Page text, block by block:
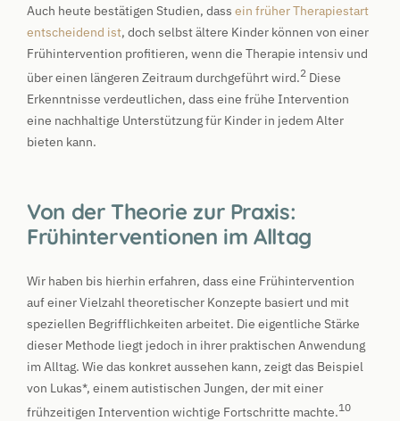
Auch heute bestätigen Studien, dass ein früher Therapiestart
entscheidend ist, doch selbst ältere Kinder können von einer
Frühintervention profitieren, wenn die Therapie intensiv und
über einen längeren Zeitraum durchgeführt wird.2Diese
Erkenntnisse verdeutlichen, dass eine frühe Intervention
eine nachhaltige Unterstützung für Kinder in jedem Alter
bieten kann.
Von der Theorie zur Praxis:
Frühinterventionen im Alltag
Wir haben bis hierhin erfahren, dass eine Frühintervention
auf einer Vielzahl theoretischer Konzepte basiert und mit
speziellen Begrifflichkeiten arbeitet. Die eigentliche Stärke
dieser Methode liegt jedoch in ihrer praktischen Anwendung
im Alltag. Wie das konkret aussehen kann, zeigt das Beispiel
von Lukas*, einem autistischen Jungen, der mit einer
frühzeitigen Intervention wichtige Fortschritte machte.10